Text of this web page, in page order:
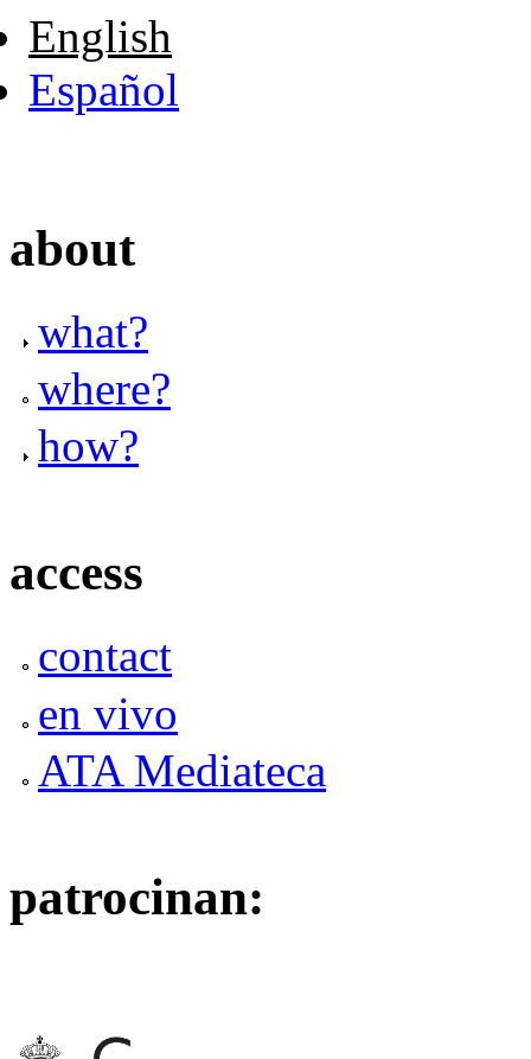
English
Español
about
what?
where?
how?
access
contact
en vivo
ATA Mediateca
patrocinan: